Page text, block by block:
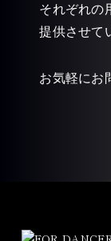
それぞれの
提供させて
お気軽にお